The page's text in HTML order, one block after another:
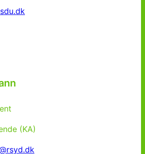
(KA)